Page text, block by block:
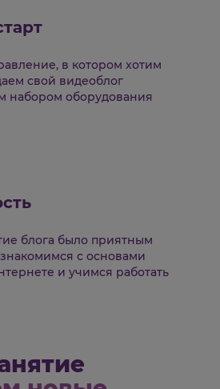
в котором хотим
свой видеоблог
набором оборудования
блога было приятным
с основами
и учимся работать